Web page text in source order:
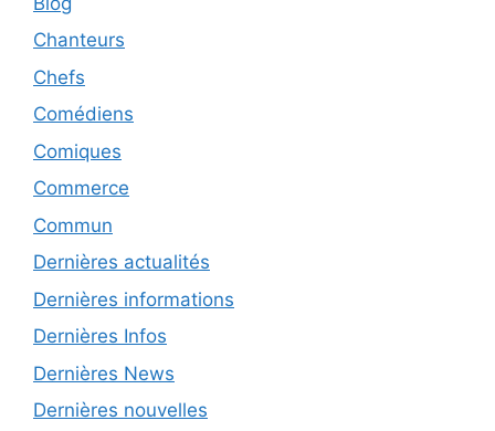
Chanteurs
Chefs
Comédiens
Comiques
Commerce
Commun
Dernières actualités
Dernières informations
Dernières Infos
Dernières News
Dernières nouvelles